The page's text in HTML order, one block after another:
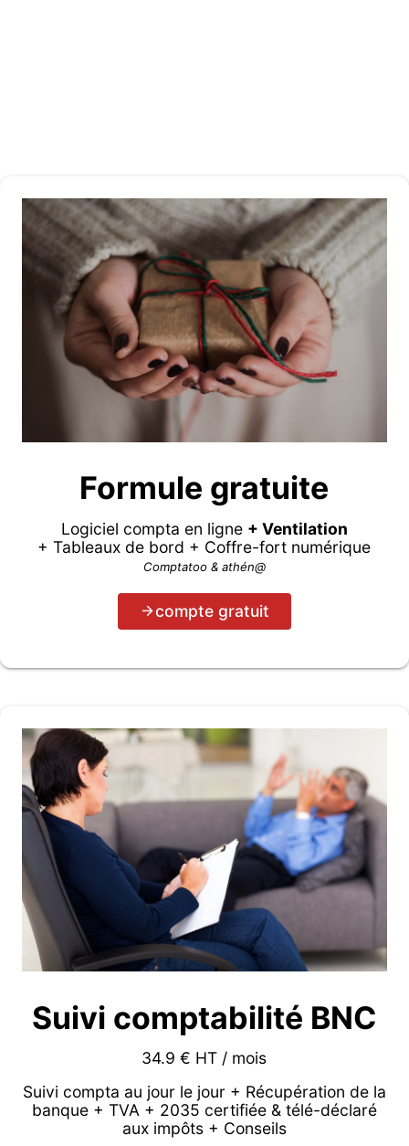
Formule gratuite
Logiciel compta en ligne + Ventilation
+ Tableaux de bord + Coffre-fort numérique
Comptatoo & athén@
compte gratuit
Suivi comptabilité BNC
34.9 € HT / mois
Suivi compta au jour le jour + Récupération de la
banque + TVA + 2035 certifiée & télé-déclaré
aux impôts + Conseils